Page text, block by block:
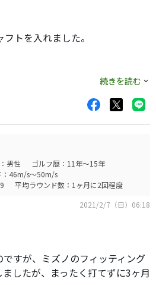
です。
トを入れました。
が出なく難しいイメージでしたが
す。
続きを読む
男性
ゴルフ歴：11年～15年
：46m/s～50m/s
平均ラウンド数：1ヶ月に2回程度
2021/2/7（日）06:18
すが、ミズノのフィッティング
したが、まったく打てずに3ヶ月